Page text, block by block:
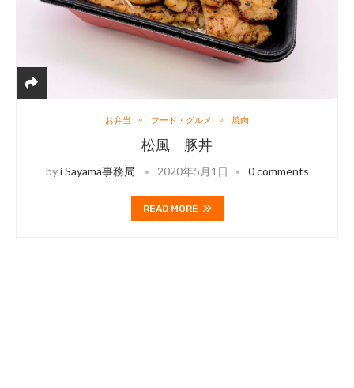
お弁当 フード・グルメ 焼肉
松風 豚丼
byi Sayama事務局 2020年5月1日 0 comments
READ MORE